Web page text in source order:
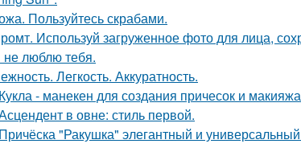
Пользуйтесь скрабами.
Используй загруженное фото для лица,
люблю тебя.
Легкость. Аккуратность.
Кукла - манекен для создания причесок и
в овне: стиль первой.
Причёска "Ракушка" элегантный и